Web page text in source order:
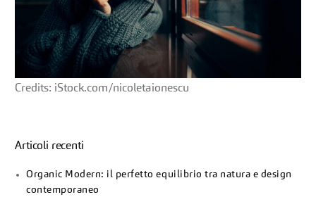
Credits: iStock.com/nicoletaionescu
Articoli recenti
Organic Modern: il perfetto equilibrio tra natura e design
contemporaneo